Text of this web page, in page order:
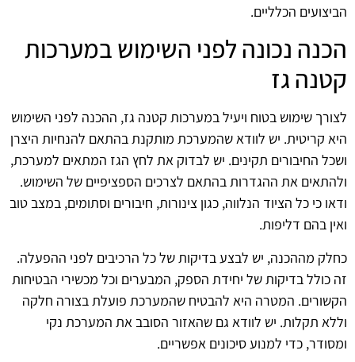
הביצועים הכלליים.
הכנה נכונה לפני השימוש במערכות
קטנה גז
לצורך שימוש בטוח ויעיל במערכות קטנה גז, ההכנה לפני השימוש
היא קריטית. יש לוודא שהמערכת מותקנת בהתאם להנחיות היצרן
ושכל החיבורים תקינים. יש לבדוק את לחץ הגז המתאים למערכת,
ולהתאים את ההגדרות בהתאם לצרכים הספציפיים של השימוש.
ודאו כי כל הציוד הנלווה, כגון צינורות, חיבורים וסתומים, במצב טוב
ואין בהם דליפות.
כחלק מההכנה, יש לבצע בדיקות של כל הרכיבים לפני ההפעלה.
זה כולל בדיקות של יחידת הספק, המבערים וכל מכשירי הבטיחות
הקשורים. המטרה היא להבטיח שהמערכת פועלת בצורה חלקה
וללא תקלות. יש לוודא גם שהאזור הסובב את המערכת נקי
ומסודר, כדי למנוע סיכונים אפשריים.